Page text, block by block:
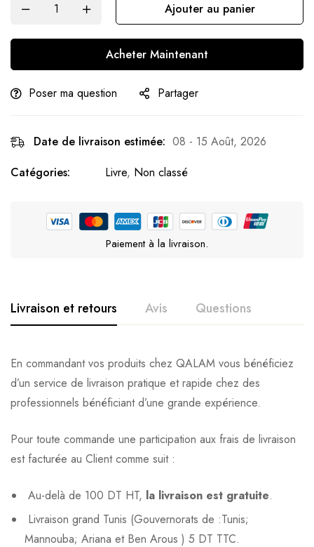
Ajouter au panier
Acheter Maintenant
Poser ma question Partager
Date de livraison estimée: 08 - 15 Août, 2026
Catégories:
Livre, Non classé
Paiement à la livraison.
Livraison et retours Avis Questions
En commandant vos produits chez QALAM vous bénéficiez
d’un service de livraison pratique et rapide chez des
professionnels bénéficiant d’une grande expérience.
Pour toute commande une participation aux frais de livraison
est facturée au Client comme suit :
Au-delà de 100 DT HT, la livraison est gratuite.
Livraison grand Tunis (Gouvernorats de :Tunis;
Mannouba; Ariana et Ben Arous ) 5 DT TTC.